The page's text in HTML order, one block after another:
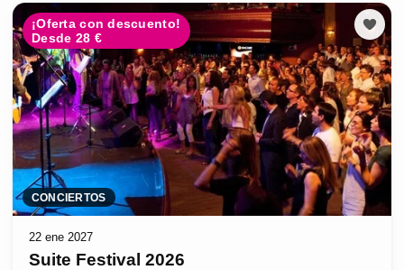
¡Oferta con descuento!
Desde 28 €
CONCIERTOS
22 ene 2027
Suite Festival 2026